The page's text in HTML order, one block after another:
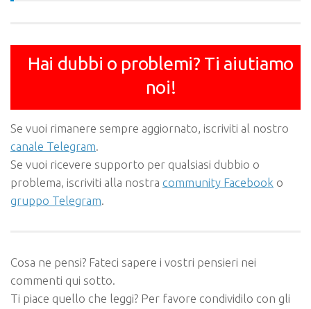
Hai dubbi o problemi? Ti aiutiamo
noi!
Se vuoi rimanere sempre aggiornato, iscriviti al nostro
canale Telegram.
Se vuoi ricevere supporto per qualsiasi dubbio o
problema, iscriviti alla nostra community Facebook o
gruppo Telegram.
Cosa ne pensi? Fateci sapere i vostri pensieri nei
commenti qui sotto.
Ti piace quello che leggi? Per favore condividilo con gli